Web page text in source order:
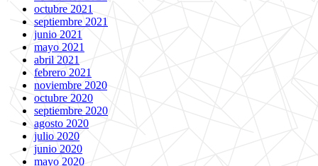
octubre 2021
septiembre 2021
junio 2021
mayo 2021
abril 2021
febrero 2021
noviembre 2020
octubre 2020
septiembre 2020
agosto 2020
julio 2020
junio 2020
mayo 2020